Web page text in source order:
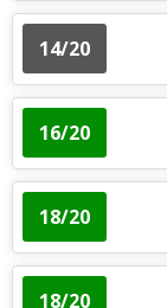
14/20
16/20
18/20
18/20